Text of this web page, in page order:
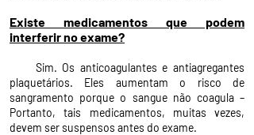
Existe medicamentos que podem
interferir no exame?
Sim. Os anticoagulantes e antiagregantes
plaquetários. Eles aumentam o risco de
sangramento porque o sangue não coagula –
Portanto, tais medicamentos, muitas vezes,
devem ser suspensos antes do exame.